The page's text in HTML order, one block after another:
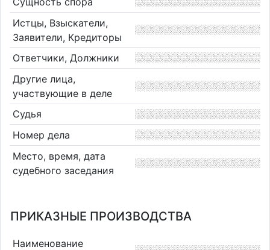
Истцы, Взыскатели,
Заявители, Кредиторы
Ответчики, Должники
Другие лица,
участвующие в деле
Судья
Номер дела
Место, время, дата
судебного заседания
ПРИКАЗНЫЕ ПРОИЗВОДСТВА
Наименование